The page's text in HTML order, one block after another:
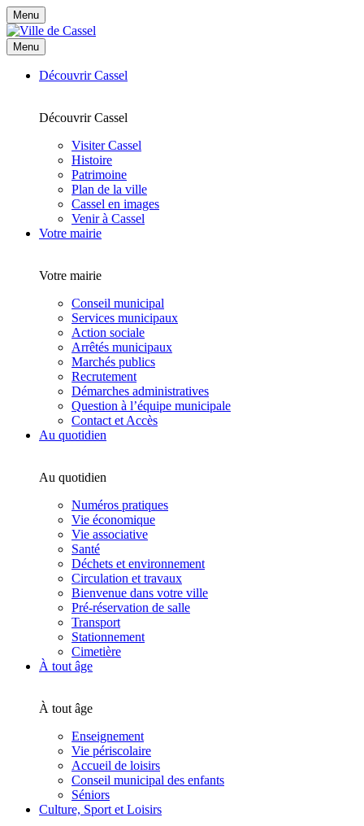
Menu
Menu
Découvrir Cassel
Découvrir Cassel
Visiter Cassel
Histoire
Patrimoine
Plan de la ville
Cassel en images
Venir à Cassel
Votre mairie
Votre mairie
Conseil municipal
Services municipaux
Action sociale
Arrêtés municipaux
Marchés publics
Recrutement
Démarches administratives
Question à l’équipe municipale
Contact et Accès
Au quotidien
Au quotidien
Numéros pratiques
Vie économique
Vie associative
Santé
Déchets et environnement
Circulation et travaux
Bienvenue dans votre ville
Pré-réservation de salle
Transport
Stationnement
Cimetière
À tout âge
À tout âge
Enseignement
Vie périscolaire
Accueil de loisirs
Conseil municipal des enfants
Séniors
Culture, Sport et Loisirs